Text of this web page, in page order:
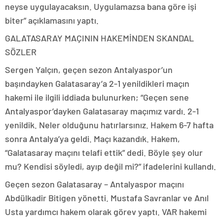
neyse uygulayacaksın. Uygulamazsa bana göre işi
biter” açıklamasını yaptı.
GALATASARAY MAÇININ HAKEMİNDEN SKANDAL
SÖZLER
Sergen Yalçın, geçen sezon Antalyaspor’un
başındayken Galatasaray’a 2-1 yenildikleri maçın
hakemi ile ilgili iddiada bulunurken; “Geçen sene
Antalyaspor’dayken Galatasaray maçımız vardı. 2-1
yenildik. Neler olduğunu hatırlarsınız. Hakem 6-7 hafta
sonra Antalya’ya geldi. Maçı kazandık. Hakem,
“Galatasaray maçını telafi ettik” dedi. Böyle şey olur
mu? Kendisi söyledi, ayıp değil mi?” ifadelerini kullandı.
Geçen sezon Galatasaray – Antalyaspor maçını
Abdülkadir Bitigen yönetti. Mustafa Savranlar ve Anıl
Usta yardımcı hakem olarak görev yaptı. VAR hakemi